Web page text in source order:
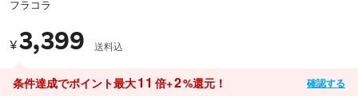
フラコラ
¥3,399 送料込
条件達成でポイント最大11 倍+2%還元！ 確認する